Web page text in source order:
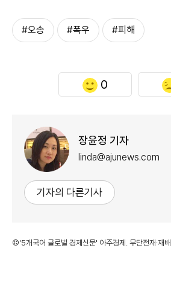
#오송 #폭우 #피해
0
장윤정 기자
linda@ajunews.com
기자의 다른기사
©'5개국어 글로벌 경제신문' 아주경제. 무단전재·재